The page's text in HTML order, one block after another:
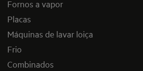
Fornos a vapor
Placas
Máquinas de lavar loiça
Frio
Combinados